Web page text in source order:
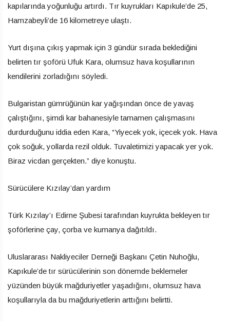
kapılarında yoğunluğu artırdı. Tır kuyrukları Kapıkule’de 25,
Hamzabeyli’de 16 kilometreye ulaştı.
Yurt dışına çıkış yapmak için 3 gündür sırada beklediğini
belirten tır şoförü Ufuk Kara, olumsuz hava koşullarının
kendilerini zorladığını söyledi.
Bulgaristan gümrüğünün kar yağışından önce de yavaş
çalıştığını, şimdi kar bahanesiyle tamamen çalışmasını
durdurduğunu iddia eden Kara, “Yiyecek yok, içecek yok. Hava
çok soğuk, yollarda rezil olduk. Tuvaletimizi yapacak yer yok.
Biraz vicdan gerçekten.” diye konuştu.
Sürücülere Kızılay’dan yardım
Türk Kızılay’ı Edirne Şubesi tarafından kuyrukta bekleyen tır
şoförlerine çay, çorba ve kumanya dağıtıldı.
Uluslararası Nakliyeciler Derneği Başkanı Çetin Nuhoğlu,
Kapıkule’de tır sürücülerinin son dönemde beklemeler
yüzünden büyük mağduriyetler yaşadığını, olumsuz hava
koşullarıyla da bu mağduriyetlerin arttığını belirtti.